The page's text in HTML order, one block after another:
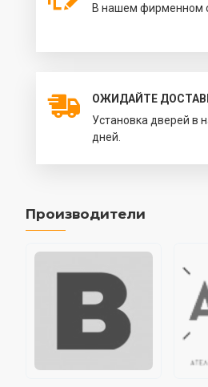
В нашем фирменном
ОЖИДАЙТЕ
Установка дверей в
дней.
Производители